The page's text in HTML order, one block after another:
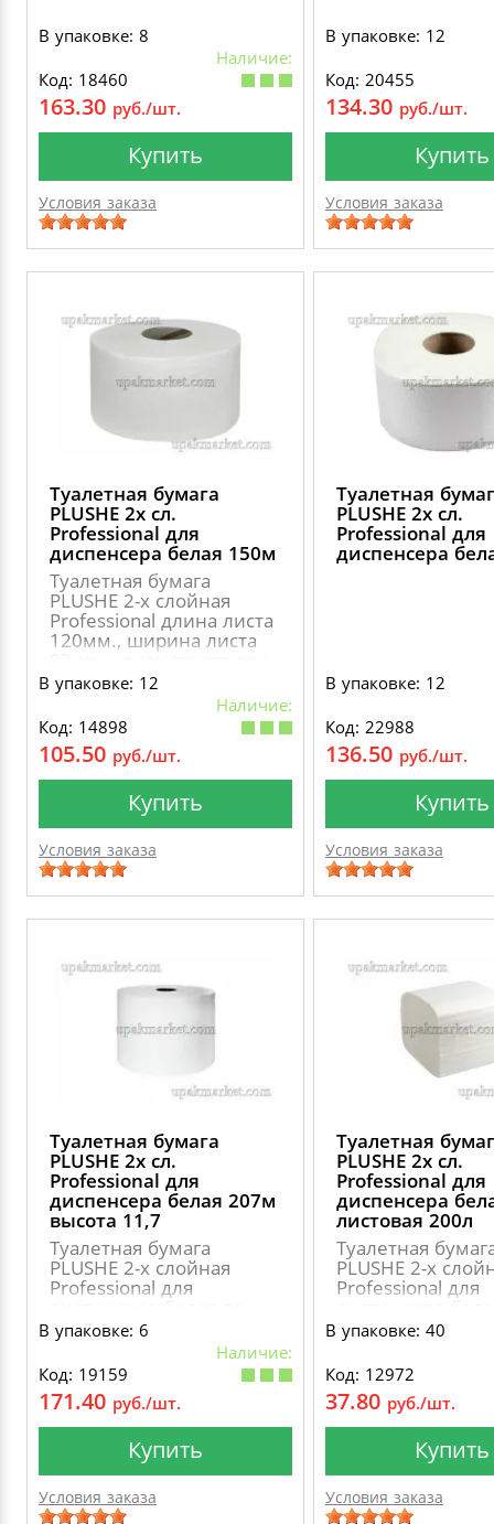
В упаковке: 8
Наличие:
Код: 18460
163.30 руб./шт.
Купить
Условия заказа
В упаковке: 12
Код: 20455
134.30 руб./шт.
Купить
Условия заказа
Туалетная бумага
PLUSHE 2х сл.
Professional для
диспенсера белая 150м
Туалетная бумага
PLUSHE 2-х слойная
Professional длина листа
120мм., ширина листа
92 мм., диаметр втулки
60мм., диаметр рулона
168мм..
В упаковке: 12
Наличие:
Код: 14898
105.50 руб./шт.
Купить
Условия заказа
Туалетная
PLUSHE 2х сл.
Professional для
диспенсера
В упаковке: 12
Код: 22988
136.50 руб./шт.
Купить
Условия заказа
Туалетная бумага
PLUSHE 2х сл.
Professional для
диспенсера белая 207м
высота 11,7
Туалетная бумага
PLUSHE 2-х слойная
Professional для
207 метров, с
перфорацией, длина
листа 180мм., ширина
листа 117мм., диаметр
втулки 38мм., диаметр
рулона 188мм., тип
системы Т8
В упаковке: 6
Наличие:
Код: 19159
171.40 руб./шт.
Купить
Условия заказа
Туалетная
PLUSHE 2х сл.
Professional для
диспенсера
листовая 200л
Туалетная
PLUSHE 2-х
Professional для
В упаковке: 40
Код: 12972
37.80 руб./шт.
Купить
Условия заказа